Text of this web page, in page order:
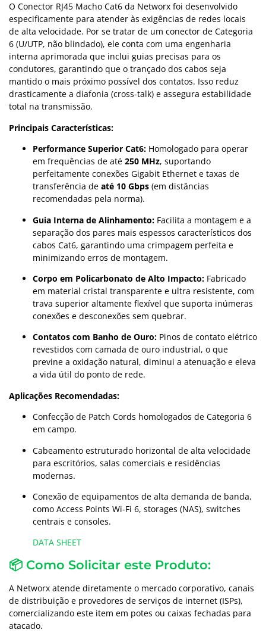
O Conector RJ45 Macho Cat6 da Networx foi desenvolvido
especificamente para atender às exigências de redes locais
de alta velocidade. Por se tratar de um conector de Categoria
6 (U/UTP, não blindado), ele conta com uma engenharia
interna aprimorada que inclui guias precisas para os
condutores, garantindo que o trançado dos cabos seja
mantido o mais próximo possível dos contatos. Isso reduz
drasticamente a diafonia (cross-talk) e assegura estabilidade
total na transmissão.
Principais Características:
Performance Superior Cat6: Homologado para operar
em frequências de até 250 MHz, suportando
perfeitamente conexões Gigabit Ethernet e taxas de
transferência de até 10 Gbps (em distâncias
recomendadas pela norma).
Guia Interna de Alinhamento: Facilita a montagem e a
separação dos pares mais espessos característicos dos
cabos Cat6, garantindo uma crimpagem perfeita e
minimizando erros de montagem.
Corpo em Policarbonato de Alto Impacto: Fabricado
em material cristal transparente e ultra resistente, com
trava superior altamente flexível que suporta inúmeras
conexões e desconexões sem quebrar.
Contatos com Banho de Ouro: Pinos de contato elétrico
revestidos com camada de ouro industrial, o que
previne a oxidação natural, diminui a atenuação e eleva
a vida útil do ponto de rede.
Aplicações Recomendadas:
Confecção de Patch Cords homologados de Categoria 6
em campo.
Cabeamento estruturado horizontal de alta velocidade
para escritórios, salas comerciais e residências
modernas.
Conexão de equipamentos de alta demanda de banda,
como Access Points Wi-Fi 6, storages (NAS), switches
centrais e consoles.
DATA SHEET
📦 Como Solicitar este Produto:
A Networx atende diretamente o mercado corporativo, canais
de distribuição e provedores de serviços de internet (ISPs),
comercializando este item em potes ou caixas fechadas para
atacado.